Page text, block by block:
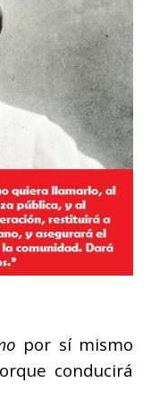
por sí mismo
conducirá